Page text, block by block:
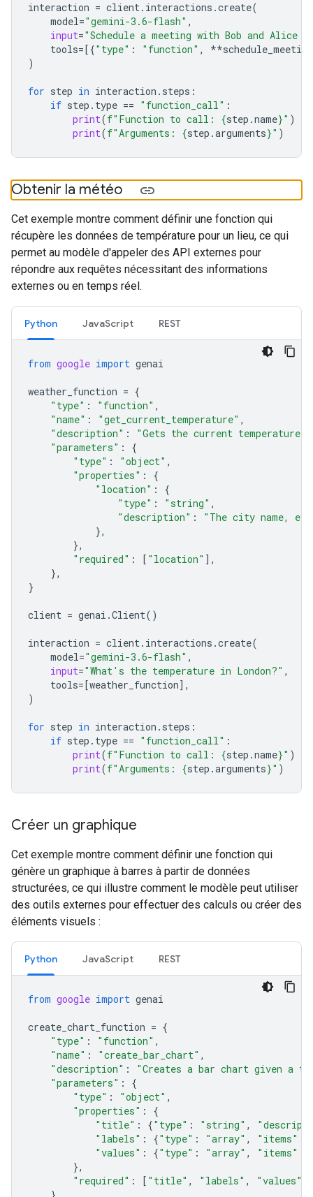
interaction = client. interactions .create(
model="gemini-3.6-flash" ,
input="Schedule a meeting with Bob and Alice
tools=[{"type" : "function" , **
)
for step in interaction . steps :
if step . type == "function_call" :
print(f"Function to call: {step .name}" )
print(f"Arguments: {step .arguments}" )
Obtenir la météo
Cet exemple montre comment définir une fonction qui
récupère les données de température pour un lieu, ce qui
permet au modèle d'appeler des API externes pour
répondre aux requêtes nécessitant des informations
externes ou en temps réel.
Python JavaScript REST
from google import genai
weather_function = {
"type" : "function" ,
"name" : "get_current_temperature" ,
"description" :
"Gets the current
"parameters" :
{
"type" : "object" ,
"properties" :
{
"location" :
{
"type" : "string" ,
"description" :
"The city name,
},
},
"required" : [ "location" ],
},
}
client = genai .Client()
interaction = client. interactions .create(
model="gemini-3.6-flash" ,
input="What's the temperature in London?" ,
tools=[weather_function],
)
for step in interaction . steps :
if step . type == "function_call" :
print(f"Function to call: {step .name}" )
print(f"Arguments: {step .arguments}" )
Créer un graphique
Cet exemple montre comment définir une fonction qui
génère un graphique à barres à partir de données
structurées, ce qui illustre comment le modèle peut utiliser
des outils externes pour effectuer des calculs ou créer des
éléments visuels :
Python JavaScript REST
from google import genai
create_chart_function = {
"type" : "function" ,
"name" : "create_bar_chart" ,
"description" :
"Creates a bar chart given a
"parameters" :
{
"type" : "object" ,
"properties" :
{
"title" : {"type" : "string" ,
"labels" : {"type" : "array" , "items"
"values" : {"type" : "array" , "items"
},
"required" : [ "title" , "labels" , "values"